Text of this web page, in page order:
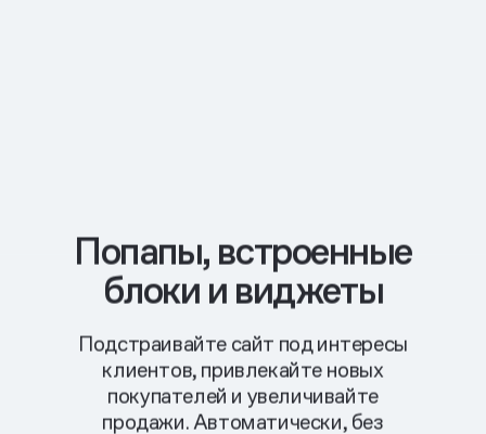
Попапы, встроенные
блоки и виджеты
Подстраивайте сайт под интересы
клиентов, привлекайте новых
покупателей и увеличивайте
продажи. Автоматически, без